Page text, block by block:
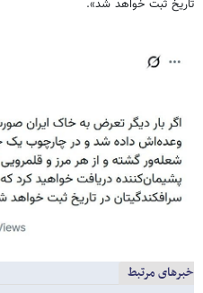
تاریخ ثبت خواهد شد».
خبرهای مرتبط